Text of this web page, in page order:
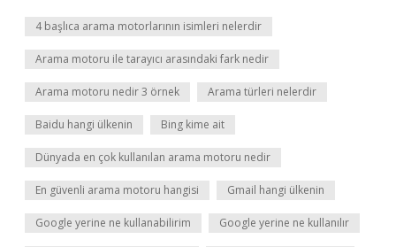
4 başlıca arama motorlarının isimleri nelerdir
Arama motoru ile tarayıcı arasındaki fark nedir
Arama motoru nedir 3 örnek Arama türleri nelerdir
Baidu hangi ülkenin Bing kime ait
Dünyada en çok kullanılan arama motoru nedir
En güvenli arama motoru hangisi Gmail hangi ülkenin
Google yerine ne kullanabilirim Google yerine ne kullanılır